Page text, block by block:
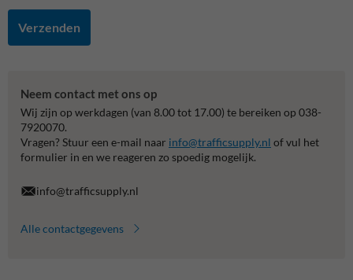
Verzenden
Neem contact met ons op
Wij zijn op werkdagen (van 8.00 tot 17.00) te bereiken op 038-
7920070.
Vragen? Stuur een e-mail naar info@trafficsupply.nl of vul het
formulier in en we reageren zo spoedig mogelijk.
info@trafficsupply.nl
Alle contactgegevens